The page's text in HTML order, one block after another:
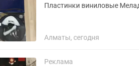
Пластинки виниловые
Алматы, сегодня
Реклама